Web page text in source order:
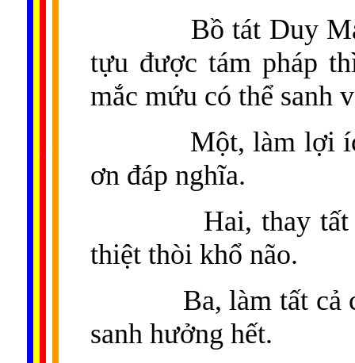
.
Bồ tát Duy
tựu được tám pháp
mắc mứu có thể sanh
Một, làm lợi
ơn đáp nghĩa.
Hai, thay
thiệt thòi khổ não.
Ba, làm tất cả
sanh hưởng hết.